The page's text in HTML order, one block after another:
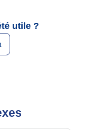
utile ?